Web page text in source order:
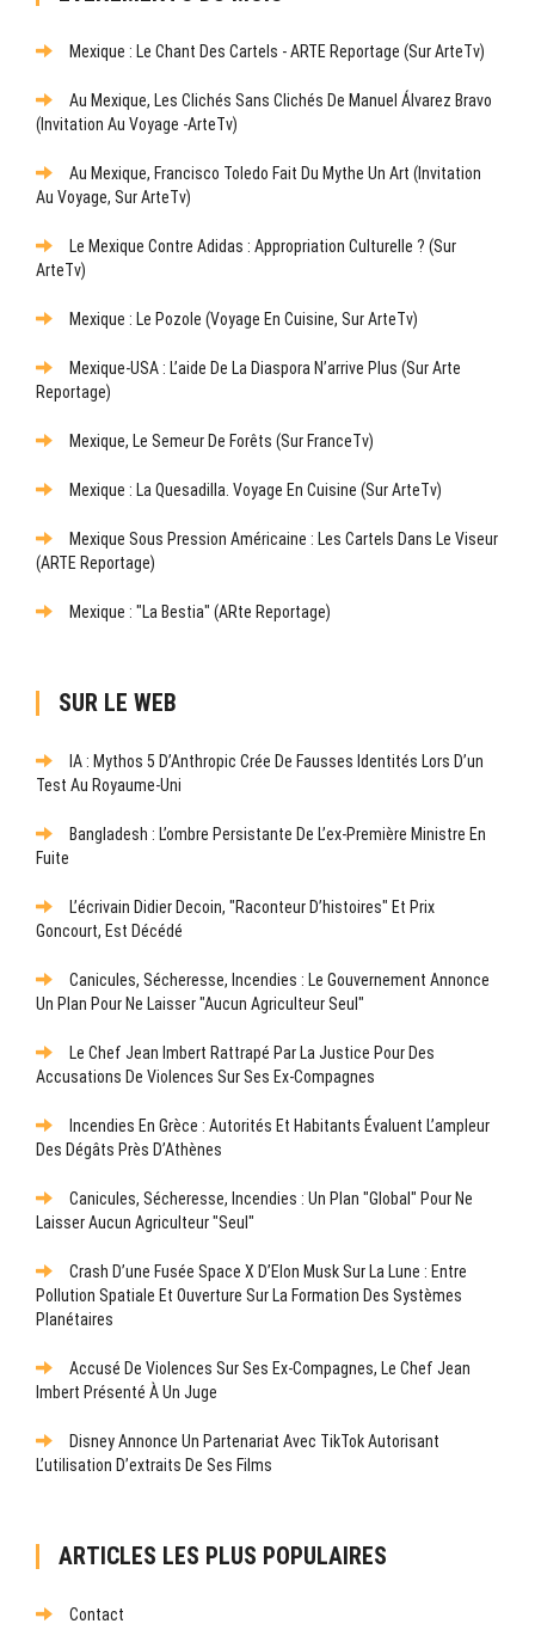
Mexique : Le Chant Des Cartels - ARTE Reportage (sur ArteTv)
Au Mexique, Les Clichés Sans Clichés De Manuel Álvarez Bravo
(Invitation Au Voyage -ArteTv)
Au Mexique, Francisco Toledo Fait Du Mythe Un Art (Invitation
Au Voyage, Sur ArteTv)
Le Mexique Contre Adidas : Appropriation Culturelle ? (sur
ArteTv)
Mexique : Le Pozole (Voyage En Cuisine, Sur ArteTv)
Mexique-USA : L’aide De La Diaspora N’arrive Plus (sur Arte
Reportage)
Mexique, Le Semeur De Forêts (sur FranceTv)
Mexique : La Quesadilla. Voyage En Cuisine (sur ArteTv)
Mexique Sous Pression Américaine : Les Cartels Dans Le Viseur
(ARTE Reportage)
Mexique : "La Bestia" (ARte Reportage)
SUR LE WEB
IA : Mythos 5 D’Anthropic Crée De Fausses Identités Lors D’un
Test Au Royaume-Uni
Bangladesh : L’ombre Persistante De L’ex-Première Ministre En
Fuite
L’écrivain Didier Decoin, "raconteur D’histoires" Et Prix
Goncourt, Est Décédé
Canicules, Sécheresse, Incendies : Le Gouvernement Annonce
Un Plan Pour Ne Laisser "aucun Agriculteur Seul"
Le Chef Jean Imbert Rattrapé Par La Justice Pour Des
Accusations De Violences Sur Ses Ex-Compagnes
Incendies En Grèce : Autorités Et Habitants Évaluent L’ampleur
Des Dégâts Près D’Athènes
Canicules, Sécheresse, Incendies : Un Plan "global" Pour Ne
Laisser Aucun Agriculteur "seul"
Crash D’une Fusée Space X D’Elon Musk Sur La Lune : Entre
Pollution Spatiale Et Ouverture Sur La Formation Des Systèmes
Planétaires
Accusé De Violences Sur Ses Ex-Compagnes, Le Chef Jean
Imbert Présenté À Un Juge
Disney Annonce Un Partenariat Avec TikTok Autorisant
L’utilisation D’extraits De Ses Films
ARTICLES LES PLUS POPULAIRES
Contact